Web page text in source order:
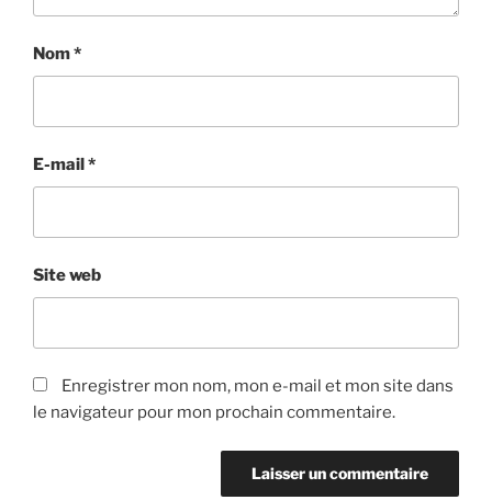
Nom*
E-mail*
Site web
Enregistrer mon nom, mon e-mail et mon site dans
le navigateur pour mon prochain commentaire.